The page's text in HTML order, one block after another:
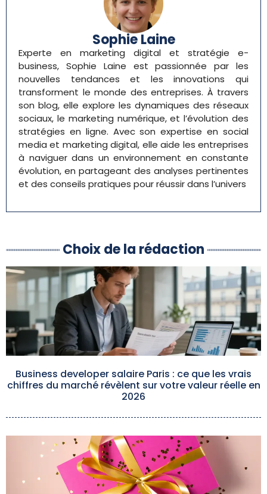
Sophie Laine
Experte en marketing digital et stratégie e-
business, Sophie Laine est passionnée par les
nouvelles tendances et les innovations qui
transforment le monde des entreprises. À travers
son blog, elle explore les dynamiques des réseaux
sociaux, le marketing numérique, et l’évolution des
stratégies en ligne. Avec son expertise en social
media et marketing digital, elle aide les entreprises
à naviguer dans un environnement en constante
évolution, en partageant des analyses pertinentes
et des conseils pratiques pour réussir dans l’univers
Choix de la rédaction
Business developer salaire Paris : ce que les vrais
chiffres du marché révèlent sur votre valeur réelle en
2026